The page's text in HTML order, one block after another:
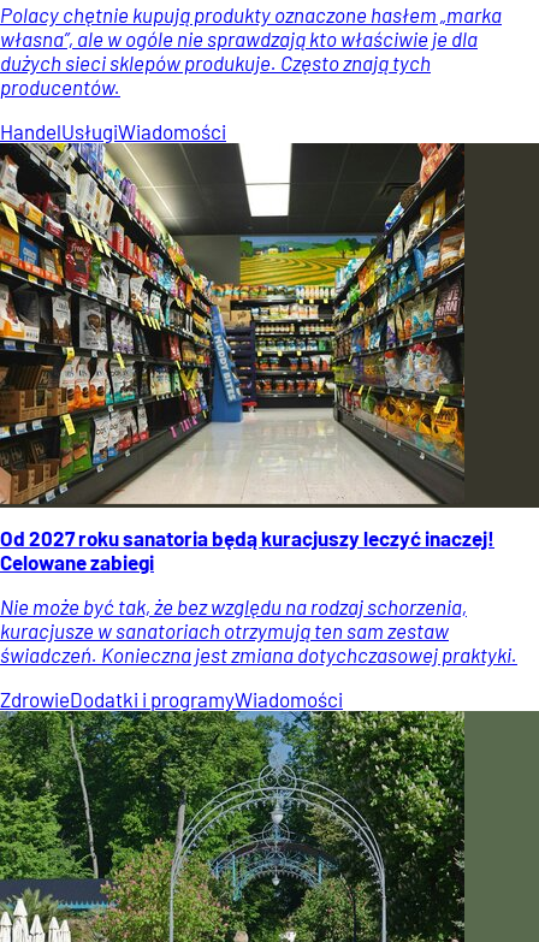
Polacy chętnie kupują produkty oznaczone hasłem „marka
własna”, ale w ogóle nie sprawdzają kto właściwie je dla
dużych sieci sklepów produkuje. Często znają tych
producentów.
HandelUsługiWiadomości
Od 2027 roku sanatoria będą kuracjuszy leczyć inaczej!
Celowane zabiegi
Nie może być tak, że bez względu na rodzaj schorzenia,
kuracjusze w sanatoriach otrzymują ten sam zestaw
świadczeń. Konieczna jest zmiana dotychczasowej praktyki.
ZdrowieDodatki i programyWiadomości